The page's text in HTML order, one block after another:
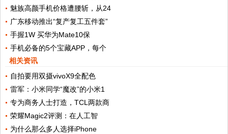
魅族高颜手机价格遭腰斩，从24
广东移动推出“复产复工五件套”
手握1W 买华为Mate10保
手机必备的5个宝藏APP，每个
相关资讯
自拍要用双摄vivoX9全配色
雷军：小米同学“魔改”的小米1
专为商务人士打造，TCL两款商
荣耀Magic2评测：在人工智
为什么那么多人选择iPhone